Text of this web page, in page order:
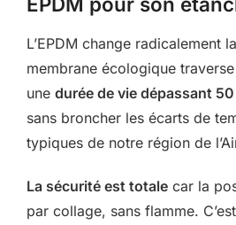
L’EPDM change radicalement
membrane écologique
une durée de vie dépassant
sans broncher les écarts de
typiques de notre région de
La sécurité est totale car la
par collage, sans flamme.